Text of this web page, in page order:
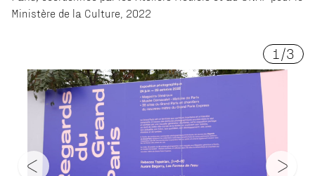
Ministère de la Culture, 2022
1 /3